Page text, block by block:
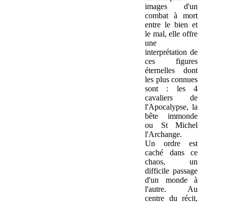
images d'un
combat à mort
entre le bien et
le mal, elle offre
une
interprétation de
ces figures
éternelles dont
les plus connues
sont : les 4
cavaliers de
l'Apocalypse, la
bête immonde
ou St Michel
l'Archange.
Un ordre est
caché dans ce
chaos, un
difficile passage
d'un monde à
l'autre. Au
centre du récit,